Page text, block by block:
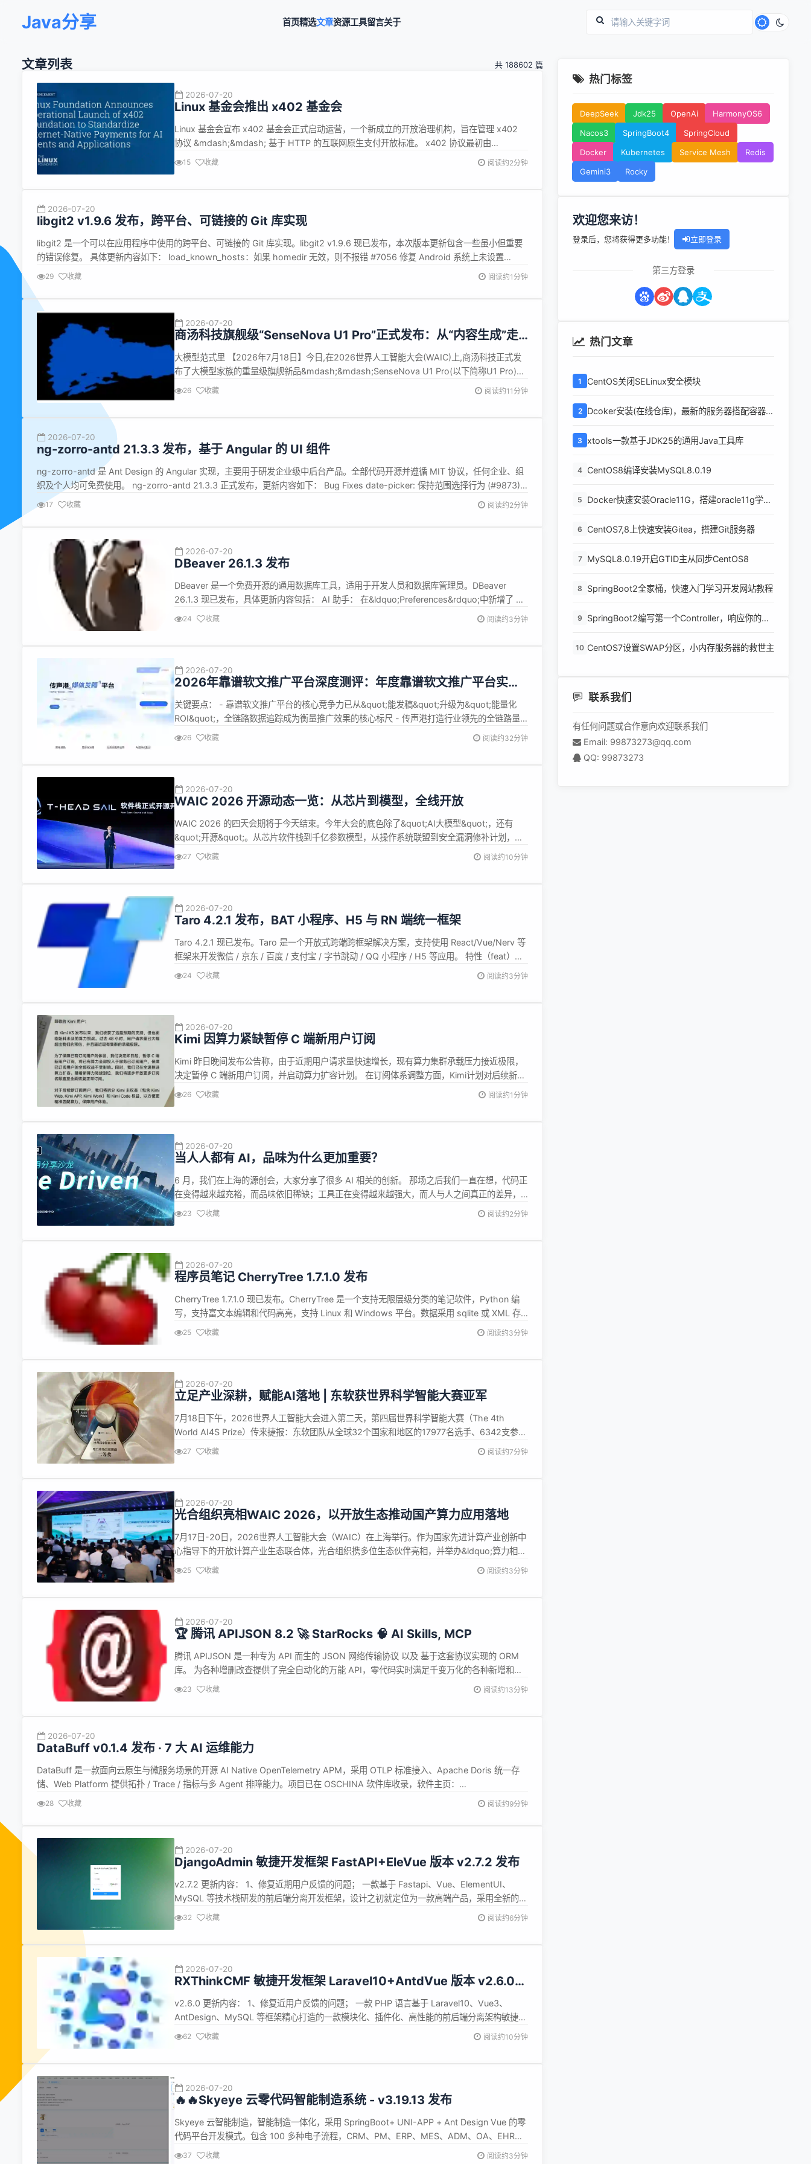
Java分享 首页精选文章资源工具留言关于
文章列表 共 188602 篇
2026-07-20
Linux 基金会推出 x402 基金会
Linux 基金会宣布 x402 基金会正式启动运营，一个新成立的开放治理机构，旨在管理 x402
协议 &mdash;&mdash; 基于 HTTP 的互联网原生支付开放标准。 x402 协议最初由
Coinbase 开发，将安全支付功能直接嵌入到 Web 交互中，使 AI 智能体、API 和应用程序能
15 收藏 阅读约2分钟
2026-07-20
libgit2 v1.9.6 发布，跨平台、可链接的 Git 库实现
libgit2 是一个可以在应用程序中使用的跨平台、可链接的 Git 库实现。libgit2 v1.9.6 现已发布，本次版本更新包含一些虽小但重要
的错误修复。 具体更新内容如下： load_known_hosts：如果 homedir 无效，则不报错 #7056 修复 Android 系统上未设置
HOME 时出现的 segfault #7309 cmak...
29 收藏 阅读约1分钟
2026-07-20
商汤科技旗舰级“SenseNova U1 Pro”正式发布：从“内容生成”走
向“系统级交付”
大模型范式里 【2026年7月18日】今日,在2026世界人工智能大会(WAIC)上,商汤科技正式发
布了大模型家族的重量级旗舰新品&mdash;&mdash;SenseNova U1 Pro(以下简称U1 Pro)。
作为&ldquo;日日新 SenseNova U&rdquo;系列的旗舰版本,U1 Pro 定位为面向长程任务的交
26 收藏 阅读约11分钟
2026-07-20
ng-zorro-antd 21.3.3 发布，基于 Angular 的 UI 组件
ng-zorro-antd 是 Ant Design 的 Angular 实现，主要用于研发企业级中后台产品。全部代码开源并遵循 MIT 协议，任何企业、组
织及个人均可免费使用。 ng-zorro-antd 21.3.3 正式发布，更新内容如下： Bug Fixes date-picker: 保持范围选择行为 (#9873)
(1e595e0) dropdo...
17 收藏 阅读约2分钟
2026-07-20
DBeaver 26.1.3 发布
DBeaver 是一个免费开源的通用数据库工具，适用于开发人员和数据库管理员。DBeaver
26.1.3 现已发布，具体更新内容包括： AI 助手： 在&ldquo;Preferences&rdquo;中新增了 AI
Engine 响应的最大等待时间设置 修复了 GitHub Copilot 免费版中的模型列表显示问题
24 收藏 阅读约3分钟
2026-07-20
2026年靠谱软文推广平台深度测评：年度靠谱软文推广平台实测
对比与选型指南
关键要点： - 靠谱软文推广平台的核心竞争力已从&quot;能发稿&quot;升级为&quot;能量化
ROI&quot;，全链路数据追踪成为衡量推广效果的核心标尺 - 传声港打造行业领先的全链路量
化体系，实现从曝光&rarr;点击&rarr;访问&rarr;咨询&rarr;转化全路径数据追踪，客户平均ROI
26 收藏 阅读约32分钟
2026-07-20
WAIC 2026 开源动态一览：从芯片到模型，全线开放
WAIC 2026 的四天会期将于今天结束。今年大会的底色除了&quot;AI大模型&quot;，还有
&quot;开源&quot;。从芯片软件栈到千亿参数模型，从操作系统联盟到安全漏洞修补计划，开
源在今年的上海世博中心不是展区里的一个角落，而是贯穿全场的主线。 平头哥 SAIL：瞄准
27 收藏 阅读约10分钟
2026-07-20
Taro 4.2.1 发布，BAT 小程序、H5 与 RN 端统一框架
Taro 4.2.1 现已发布。Taro 是一个开放式跨端跨框架解决方案，支持使用 React/Vue/Nerv 等
框架来开发微信 / 京东 / 百度 / 支付宝 / 字节跳动 / QQ 小程序 / H5 等应用。 特性（feat）
feat(cli): 支持在当前目录下执行 init 命令 feat: ttdom 支持 vite，修复 catchMove ...
24 收藏 阅读约3分钟
2026-07-20
Kimi 因算力紧缺暂停 C 端新用户订阅
Kimi 昨日晚间发布公告称，由于近期用户请求量快速增长，现有算力集群承载压力接近极限，
决定暂停 C 端新用户订阅，并启动算力扩容计划。 在订阅体系调整方面，Kimi计划对后续新用
户权益进行拆分，将&ldquo;Kimi主权益&rdquo;和&ldquo;Kimi Code权益&rdquo;分别管理。
26 收藏 阅读约1分钟
2026-07-20
当人人都有 AI，品味为什么更加重要？
6 月，我们在上海的源创会，大家分享了很多 AI 相关的创新。 那场之后我们一直在想，代码正
在变得越来越充裕，而品味依旧稀缺；工具正在变得越来越强大，而人与人之间真正的差异，
似乎开始回到那些无法被复制的东西&mdash;&mdash;品味、判断，以及你相信什么值得被创
23 收藏 阅读约2分钟
2026-07-20
程序员笔记 CherryTree 1.7.1.0 发布
CherryTree 1.7.1.0 现已发布。CherryTree 是一个支持无限层级分类的笔记软件，Python 编
写，支持富文本编辑和代码高亮，支持 Linux 和 Windows 平台。数据采用 sqlite 或 XML 存
储，支持密码保护，支持从 NoteCase、KeepNote、Knowit、Tomboy、TuxCards、
25 收藏 阅读约3分钟
2026-07-20
立足产业深耕，赋能AI落地 | 东软获世界科学智能大赛亚军
7月18日下午，2026世界人工智能大会进入第二天，第四届世界科学智能大赛（The 4th
World AI4S Prize）传来捷报：东软团队从全球32个国家和地区的17977名选手、6342支参赛
队伍中脱颖而出，得分在决赛中斩获全球第二名（2/6342）。 在全球顶尖高校、科研机构与科
27 收藏 阅读约7分钟
2026-07-20
光合组织亮相WAIC 2026，以开放生态推动国产算力应用落地
7月17日-20日，2026世界人工智能大会（WAIC）在上海举行。作为国家先进计算产业创新中
心指导下的开放计算产业生态联合体，光合组织携多位生态伙伴亮相，并举办&ldquo;算力相生
&middot;生态共赢&mdash;&mdash;人工智能时代的开放计算与产业生态&rdquo;专题论坛，
25 收藏 阅读约3分钟
2026-07-20
🏆 腾讯 APIJSON 8.2 🚀 StarRocks 🧠 AI Skills, MCP
腾讯 APIJSON 是一种专为 API 而生的 JSON 网络传输协议 以及 基于这套协议实现的 ORM
库。 为各种增删改查提供了完全自动化的万能 API，零代码实时满足千变万化的各种新增和变
更需求。 能大幅降低开发和沟通成本，简化开发流程，缩短开发周期。适合中小型前后端分离
23 收藏 阅读约13分钟
2026-07-20
DataBuff v0.1.4 发布 · 7 大 AI 运维能力
DataBuff 是一款面向云原生与微服务场景的开源 AI Native OpenTelemetry APM，采用 OTLP 标准接入、Apache Doris 统一存
储、Web Platform 提供拓扑 / Trace / 指标与多 Agent 排障能力。项目已在 OSCHINA 软件库收录，软件主页：
https://www.oschina.net/p/...
28 收藏 阅读约9分钟
2026-07-20
DjangoAdmin 敏捷开发框架 FastAPI+EleVue 版本 v2.7.2 发布
v2.7.2 更新内容： 1、修复近期用户反馈的问题； 一款基于 Fastapi、Vue、ElementUI、
MySQL 等技术栈研发的前后端分离开发框架，设计之初就定位为一款高端产品，采用全新的架
构设计，后端服务和前端都是采用全新的设计方案，兼容手机、PAD 和 PC 电脑端，具备良好
32 收藏 阅读约6分钟
2026-07-20
RXThinkCMF 敏捷开发框架 Laravel10+AntdVue 版本 v2.6.0
发布
v2.6.0 更新内容： 1、修复近用户反馈的问题； 一款 PHP 语言基于 Laravel10、Vue3、
AntDesign、MySQL 等框架精心打造的一款模块化、插件化、高性能的前后端分离架构敏捷开
发框架，可用于快速搭建前后端分离后台管理系统，本着简化开发、提升开发效率的初衷，目
62 收藏 阅读约10分钟
2026-07-20
🔥🔥Skyeye 云零代码智能制造系统 - v3.19.13 发布
Skyeye 云智能制造，智能制造一体化，采用 SpringBoot+ UNI-APP + Ant Design Vue 的零
代码平台开发模式。包含 100 多种电子流程，CRM、PM、ERP、MES、ADM、OA、EHR、
AI、项目、商城、财务、多班次考勤、薪资、招聘、云售后、论坛、问卷、报表设计、工作
37 收藏 阅读约3分钟
热门标签
DeepSeek Jdk25 OpenAi
HarmonyOS6
Nacos3
SpringBoot4
SpringCloud
Docker
Kubernetes Service Mesh
Redis
Gemini3
Rocky
欢迎您来访！
登录后，您将获得更多功能！ 立即登录
第三方登录
热门文章
1 CentOS关闭SELinux安全模块
2
Dcoker安装(在线仓库)，最新的服务器搭配容器使
3 xtools一款基于JDK25的通用Java工具库
4 CentOS8编译安装MySQL8.0.19
5
Docker快速安装Oracle11G，搭建oracle11g学习
6 CentOS7,8上快速安装Gitea，搭建Git服务器
7 MySQL8.0.19开启GTID主从同步CentOS8
8 SpringBoot2全家桶，快速入门学习开发网站教程
9
SpringBoot2编写第一个Controller，响应你的
10 CentOS7设置SWAP分区，小内存服务器的救世主
联系我们
有任何问题或合作意向欢迎联系我们
Email: 99873273@qq.com
QQ: 99873273